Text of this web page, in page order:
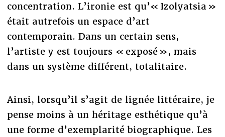
concentration. L’ironie est qu’« Izolyatsia »
était autrefois un espace d’art
contemporain. Dans un certain sens,
l’artiste y est toujours « exposé », mais
dans un système différent, totalitaire.
Ainsi, lorsqu’il s’agit de lignée littéraire, je
pense moins à un héritage esthétique qu’à
une forme d’exemplarité biographique. Les